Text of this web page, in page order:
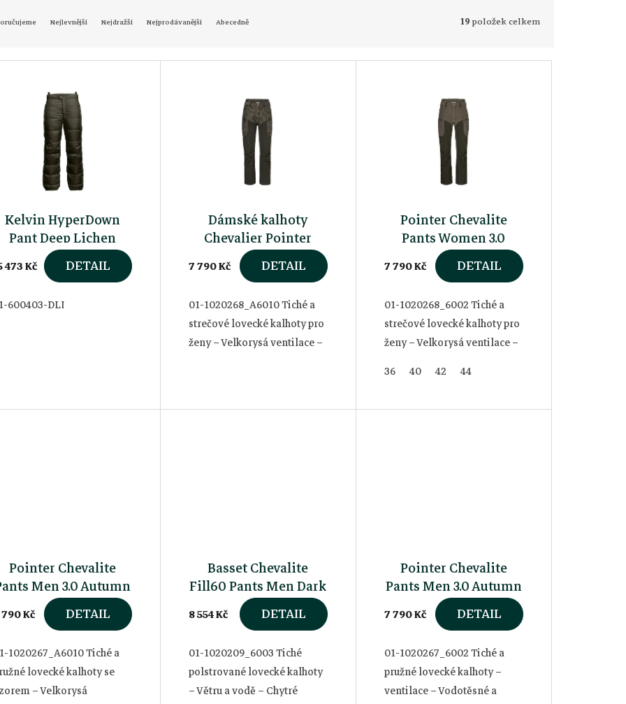
Nejlevnější Nejdražší Nejprodávanější Abecedně 19 položek celkem
Kelvin HyperDown
Pant Deep Lichen
473 Kč DETAIL
600403-DLI
Dámské kalhoty
Chevalier Pointer
Pants 3.0 Autumn
Green deer
7 790 Kč DETAIL
01-1020268_A6010 Tiché a
strečové lovecké kalhoty pro
ženy – Velkorysá ventilace –
Pointer Chevalite
Pants Women 3.0
Autumn Green
7 790 Kč DETAIL
01-1020268_6002 Tiché a
strečové lovecké kalhoty pro
ženy – Velkorysá ventilace –
Vodní sloupec: 20 000 mm
36 40 42 44
Pointer Chevalite
Men 3.0 Autumn
Green 50 Deer
Kč DETAIL
1020267_A6010 Tiché a
lovecké kalhoty se
– Velkorysá
Basset Chevalite
Fill60 Pants Men Dark
Green
8 554 Kč DETAIL
01-1020209_6003 Tiché
polstrované lovecké kalhoty
– Větru a vodě – Chytré
Pointer Chevalite
Pants Men 3.0 Autumn
Green
7 790 Kč DETAIL
01-1020267_6002 Tiché a
pružné lovecké kalhoty –
ventilace – Vodotěsné a